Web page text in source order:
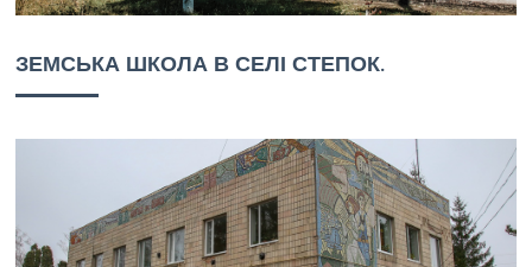
ЗЕМСЬКА ШКОЛА В СЕЛІ СТЕПОК.